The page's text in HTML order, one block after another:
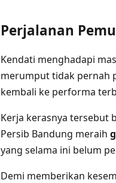
Perjalanan
Kendati menghadapi
merumput tidak pernah
kembali ke performa
Kerja kerasnya tersebut
Persib Bandung meraih
yang selama ini belum
Demi memberikan